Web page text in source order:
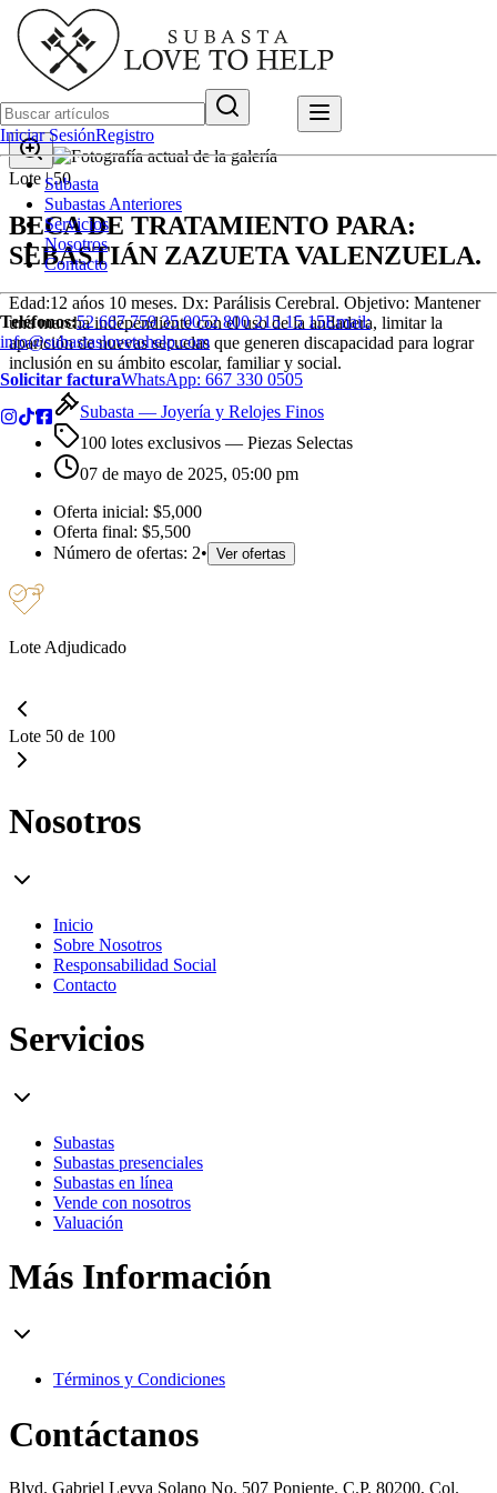
Iniciar SesiónRegistro
Subasta
Subastas Anteriores
Servicios
Nosotros
Contacto
Teléfonos:52 667 759 35 0052 800 215 15 15Email:
info@subastaslovetohelp.com
Solicitar facturaWhatsApp: 667 330 0505
Lote |50
BECA DE TRATAMIENTO PARA:
SEBASTIÁN ZAZUETA VALENZUELA.
Edad:12 ańos 10 meses. Dx: Parálisis Cerebral. Objetivo: Mantener
una marcha independiente con el uso de la andadera, limitar la
aparición de nuevas secuelas que generen discapacidad para lograr
inclusión en su ámbito escolar, familiar y social.
Subasta — Joyería y Relojes Finos
100 lotes exclusivos — Piezas Selectas
07 de mayo de 2025, 05:00 pm
Oferta inicial: $5,000
Oferta final: $5,500
Número de ofertas: 2• Ver ofertas
Lote Adjudicado
Lote 50 de 100
Nosotros
Inicio
Sobre Nosotros
Responsabilidad Social
Contacto
Servicios
Subastas
Subastas presenciales
Subastas en línea
Vende con nosotros
Valuación
Más Información
Términos y Condiciones
Contáctanos
Blvd. Gabriel Leyva Solano No. 507 Poniente. C.P. 80200, Col.